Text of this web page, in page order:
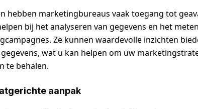
hebben marketingbureaus vaak toegang tot
bij het analyseren van gegevens en het
Ze kunnen waardevolle inzichten
gegevens, wat u kan helpen om uw
te behalen.
aanpak